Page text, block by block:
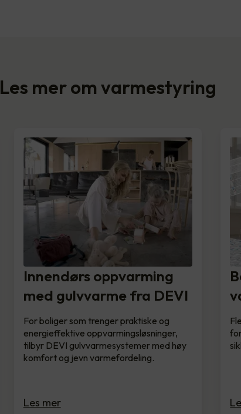
Les mer om varmestyring
Innendørs oppvarming
med gulvvarme fra DEVI
For boliger som trenger praktiske og
energieffektive oppvarmingsløsninger,
tilbyr DEVI gulvvarmesystemer med høy
komfort og jevn varmefordeling.
Les mer